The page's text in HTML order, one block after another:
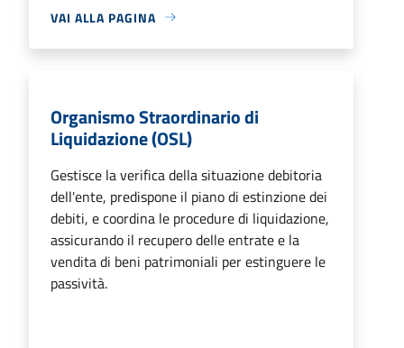
VAI ALLA PAGINA
Organismo Straordinario di
Liquidazione (OSL)
Gestisce la verifica della situazione debitoria
dell'ente, predispone il piano di estinzione dei
debiti, e coordina le procedure di liquidazione,
assicurando il recupero delle entrate e la
vendita di beni patrimoniali per estinguere le
passività.